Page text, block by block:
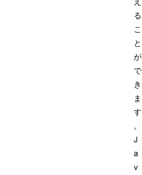
る
こ
と
が
で
き
ま
す
。
J
a
v